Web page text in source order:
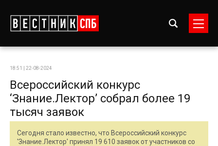
18:51 | 22-08-2024
Всероссийский конкурс
‘Знание.Лектор’ собрал более 19
тысяч заявок
Сегодня стало известно, что Всероссийский конкурс
'Знание.Лектор' принял 19 610 заявок от участников со